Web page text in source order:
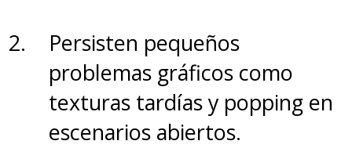
Persisten pequeños
problemas gráficos como
texturas tardías y popping en
escenarios abiertos.